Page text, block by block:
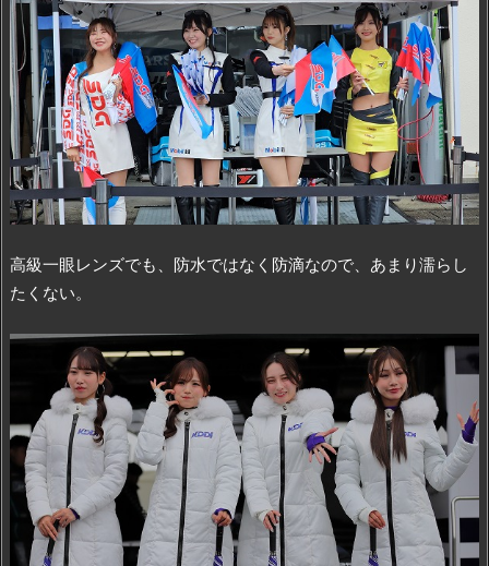
高級一眼レンズでも、防水ではなく防滴なので、あまり濡らし
たくない。